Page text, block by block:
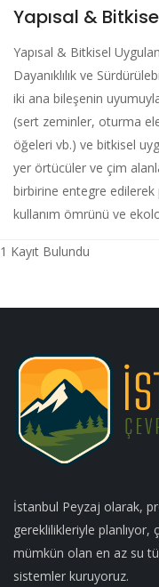
Yapısal &
Yapısal & Bitkisel
Dayanıklılık ve
iki ana bileşenin
(sert zeminler, oturma
öğeleri vb.) ve bitkisel
yer örtücüler ve çim
birbirine entegre edilerek
kullanım ömrünü ve
1 Kayıt Bulundu
İstanbul Peyzaj olarak,
gereklilikleriyle planlıyor,
mümkün olan en az su
sistemler kuruyoruz.